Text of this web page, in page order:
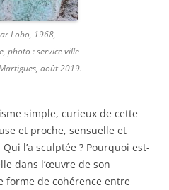
Lobo, 1968,
photo : service ville
août 2019.
simple, curieux de cette
et proche, sensuelle et
l’a sculptée ? Pourquoi est-
dans l’œuvre de son
forme de cohérence entre